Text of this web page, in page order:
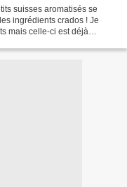
suisses aromatisés se
ingrédients crados ! Je
mais celle-ci est déjà